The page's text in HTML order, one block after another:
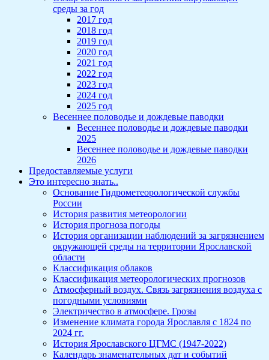
среды за год
2017 год
2018 год
2019 год
2020 год
2021 год
2022 год
2023 год
2024 год
2025 год
Весеннее половодье и дождевые паводки
Весеннее половодье и дождевые паводки
2025
Весеннее половодье и дождевые паводки
2026
Предоставляемые услуги
Это интересно знать..
Основание Гидрометеорологической службы
России
История развития метеорологии
История прогноза погоды
История организации наблюдений за загрязнением
окружающей среды на территории Ярославской
области
Классификация облаков
Классификация метеорологических прогнозов
Атмосферный воздух. Связь загрязнения воздуха с
погодными условиями
Электричество в атмосфере. Грозы
Изменение климата города Ярославля с 1824 по
2024 гг.
История Ярославского ЦГМС (1947-2022)
Календарь знаменательных дат и событий